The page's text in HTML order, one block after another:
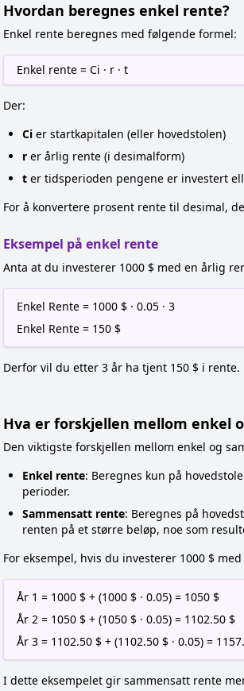
Hvordan beregnes enkel rente?
Enkel rente beregnes med følgende formel:
Enkel rente = Ci · r · t
Der:
Ci er startkapitalen (eller hovedstolen)
r er årlig rente (i desimalform)
t er tidsperioden pengene er investert
For å konvertere prosent rente til desimal,
Eksempel på enkel rente
Anta at du investerer 1000 $ med en årlig
Enkel Rente = 1000 $ · 0.05 · 3
Enkel Rente = 150 $
Derfor vil du etter 3 år ha tjent 150 $ i
Hva er forskjellen mellom enkel
Den viktigste forskjellen mellom enkel og
Enkel rente: Beregnes kun på
perioder.
Sammensatt rente: Beregnes på
renten på et større beløp, noe som
For eksempel, hvis du investerer 1000 $
År 1 = 1000 $ + (1000 $ · 0.05) = 1050 $
År 2 = 1050 $ + (1050 $ · 0.05) = 1102.50 $
År 3 = 1102.50 $ + (1102.50 $ · 0.05) =
I dette eksempelet gir sammensatt rente